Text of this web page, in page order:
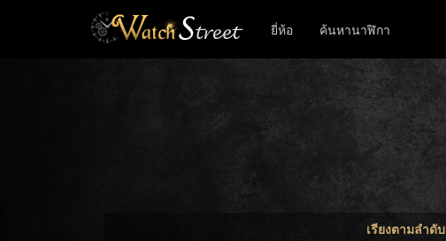
ยี่ห้อ ค้นหานาฬิกา
เรียงตามลำดับ